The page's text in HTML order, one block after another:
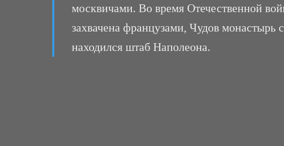
москвичами. Во время Отечественной
захвачена французами, Чудов монастырь
находился штаб Наполеона.